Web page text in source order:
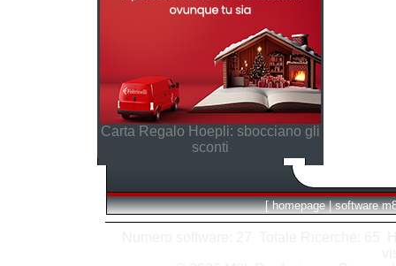
Carta Regalo Hoepli: sbocciano gli
sconti
[ homepage | software